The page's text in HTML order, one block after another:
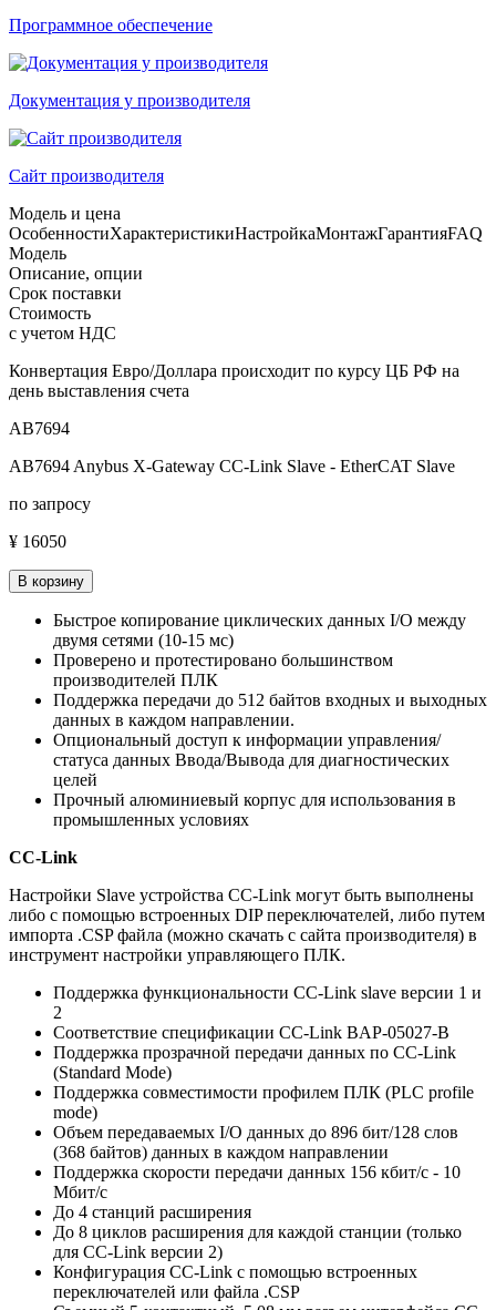
Программное обеспечение
Документация у производителя
Сайт производителя
Модель и цена
ОсобенностиХарактеристикиНастройкаМонтажГарантияFAQ
Модель
Описание, опции
Срок поставки
Стоимость
с учетом НДС
Конвертация Евро/Доллара происходит по курсу ЦБ РФ на
день выставления счета
AB7694
AB7694 Anybus X-Gateway CC-Link Slave - EtherCAT Slave
по запросу
¥ 16050
В корзину
Быстрое копирование циклических данных I/O между
двумя сетями (10-15 мс)
Проверено и протестировано большинством
производителей ПЛК
Поддержка передачи до 512 байтов входных и выходных
данных в каждом направлении.
Опциональный доступ к информации управления/
статуса данных Ввода/Вывода для диагностических
целей
Прочный алюминиевый корпус для использования в
промышленных условиях
CC-Link
Настройки Slave устройства CC-Link могут быть выполнены
либо с помощью встроенных DIP переключателей, либо путем
импорта .CSP файла (можно скачать с сайта производителя) в
инструмент настройки управляющего ПЛК.
Поддержка функциональности CC-Link slave версии 1 и
2
Соответствие спецификации CC-Link BAP-05027-B
Поддержка прозрачной передачи данных по CC-Link
(Standard Mode)
Поддержка совместимости профилем ПЛК (PLC profile
mode)
Объем передаваемых I/O данных до 896 бит/128 слов
(368 байтов) данных в каждом направлении
Поддержка скорости передачи данных 156 кбит/с - 10
Мбит/с
До 4 станций расширения
До 8 циклов расширения для каждой станции (только
для CC-Link версии 2)
Конфигурация CC-Link с помощью встроенных
переключателей или файла .CSP